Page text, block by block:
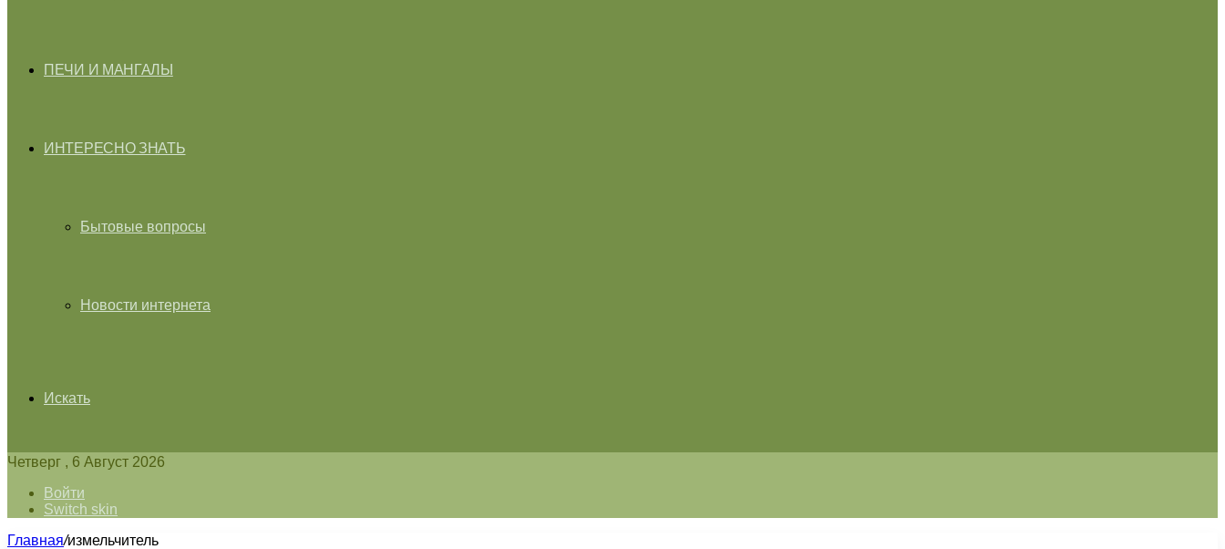
ПЕЧИ И МАНГАЛЫ
ИНТЕРЕСНО ЗНАТЬ
Бытовые вопросы
Новости интернета
Искать
Четверг , 6 Август 2026
Войти
Switch skin
Главная/измельчитель